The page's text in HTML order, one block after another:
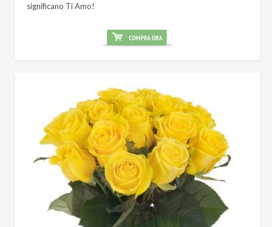
significano Ti Amo!